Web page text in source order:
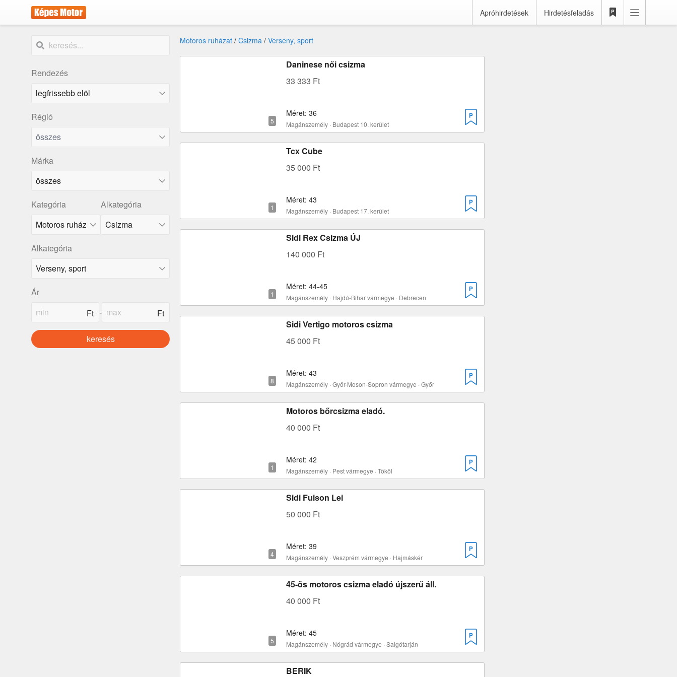
Apróhirdetések Hirdetésfeladás
Rendezés
Régió
összes
Márka
összes
Kategória Alkategória
Alkategória
Ár
-
keresés
Motoros ruházat / Csizma / Verseny, sport
Daninese női csizma
33 333 Ft
Méret: 36
Magánszemély · Budapest 10. kerület
Tcx Cube
35 000 Ft
Méret: 43
Magánszemély · Budapest 17. kerület
Sidi Rex Csizma ÚJ
140 000 Ft
Méret: 44-45
Magánszemély · Hajdú-Bihar vármegye · Debrecen
Sidi Vertigo motoros csizma
45 000 Ft
Méret: 43
Magánszemély · Győr-Moson-Sopron vármegye · Győr
Motoros bőrcsizma eladó.
40 000 Ft
Méret: 42
Magánszemély · Pest vármegye · Tököl
Sidi Fuison Lei
50 000 Ft
Méret: 39
Magánszemély · Veszprém vármegye · Hajmáskér
45-ös motoros csizma eladó újszerű áll.
40 000 Ft
Méret: 45
Magánszemély · Nógrád vármegye · Salgótarján
BERIK